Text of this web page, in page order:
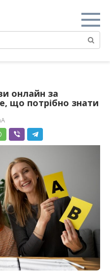
онлайн за
що потрібно знати